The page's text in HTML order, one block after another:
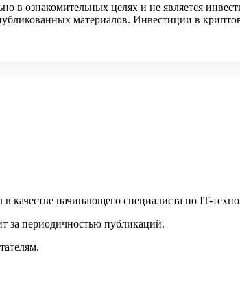
в ознакомительных целях и не является
материалов. Инвестиции в
начинающего специалиста по IT-
за периодичностью публикаций.